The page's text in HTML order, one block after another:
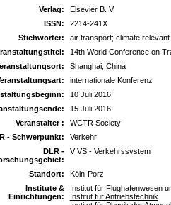
Verlag:
Elsevier B. V.
ISSN:
2214-241X
Stichwörter:
air transport; climate
14th World Conference on
Shanghai, China
internationale Konferenz
10 Juli 2016
15 Juli 2016
Veranstalter :
WCTR Society
- Schwerpunkt:
Verkehr
DLR -
V VS - Verkehrssystem
Standort:
Köln-Porz
Institute &
Einrichtungen:
Institut für Flughafenwesen
Institut für Antriebstechnik